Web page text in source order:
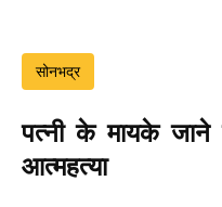
सोनभद्र
पत्नी के मायके
आत्महत्या